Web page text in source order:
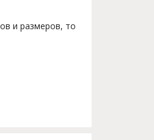
и размеров, то